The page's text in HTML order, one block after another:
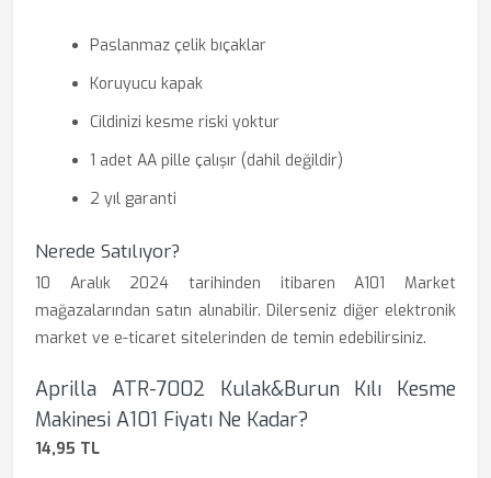
Paslanmaz çelik bıçaklar
Koruyucu kapak
Cildinizi kesme riski yoktur
1 adet AA pille çalışır (dahil değildir)
2 yıl garanti
Nerede Satılıyor?
10 Aralık 2024 tarihinden itibaren A101 Market
mağazalarından satın alınabilir. Dilerseniz diğer elektronik
market ve e-ticaret sitelerinden de temin edebilirsiniz.
Aprilla ATR-7002 Kulak&Burun Kılı Kesme
Makinesi A101 Fiyatı Ne Kadar?
14,95 TL